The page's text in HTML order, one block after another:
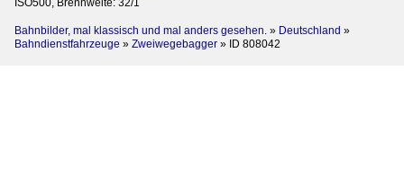
Bahnbilder, mal klassisch und mal anders gesehen. » Deutschland »
Bahndienstfahrzeuge » Zweiwegebagger » ID 808042